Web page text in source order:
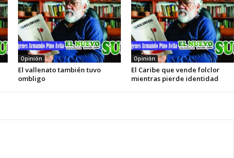
Opinión
El vallenato también tuvo
ombligo
Opinión
El Caribe que vende folclor
mientras pierde identidad